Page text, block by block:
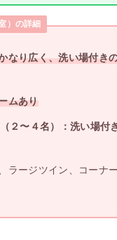
）の詳細
なり広く、洗い場付き
ムあり
２〜４名）：洗い場付
ラージツイン、コーナ